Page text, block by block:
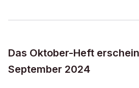
Das Oktober-Heft
September 2024